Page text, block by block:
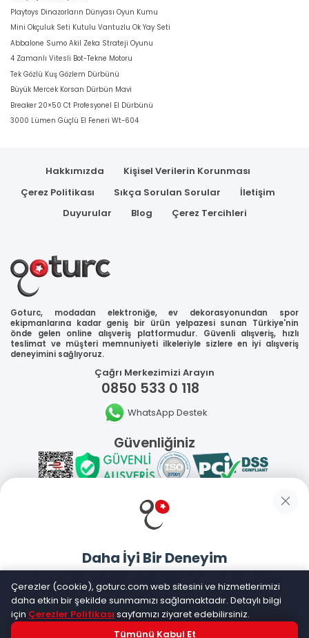
Playtoys Dinazorların Dünyası Oyun Kumu
Mini Okçuluk Seti Kutulu Vantuzlu Ok Yay Seti
Abbalone Sumo Akil Zeka Strateji Oyunu
4 Zamanlı Vitesli Bot-Tekne Motoru
Tek Gözlü Kuş Gözlem Dürbünü
Büyük Mercek Korsan Dürbün Mavi
Breaker 20×50 Ct Profesyonel El Dürbünü
3000 Lümen Güçlü El Feneri Wt-604
Hakkımızda
Kişisel Verilerin Korunması
Çerez Politikası
Sıkça Sorulan Sorular
İletişim
Duyurular
Blog Çerez Tercihleri
Goturc, modadan elektroniğe, ev dekorasyonundan spor
ekipmanlarına kadar geniş bir ürün yelpazesi sunan Türkiye'nin
önde gelen online alışveriş platformudur. Güvenli alışveriş, hızlı
teslimat ve müşteri memnuniyeti ilkeleriyle sizlere en iyi alışveriş
deneyimini sağlıyoruz.
Çağrı Merkezimizi Arayın
0850 533 0 118
WhatsApp Destek
Güvenliğiniz
Sosyal Medya
Mobil Uygulamalarımız
Daha İyi Bir Deneyim
Goturc mobil uygulamasıyla daha hızlı ve kolay alışveriş
yapın
Çerezler (cookie), goturc.com web sitesini ve hizmetlerimizi
daha etkin bir şekilde sunmamızı sağlamaktadır. Detaylı bilgi
için Çerezler Politikası sayfamızı ziyaret edebilirsiniz.
Tümünü Kabul Et